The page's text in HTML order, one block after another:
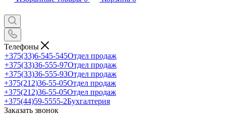
Телефоны
+375(33)6-545-545Отдел продаж
+375(33)36-555-97Отдел продаж
+375(33)36-555-93Отдел продаж
+375(212)36-55-05Отдел продаж
+375(212)36-55-05Отдел продаж
+375(44)59-5555-2Бухгалтерия
Заказать звонок